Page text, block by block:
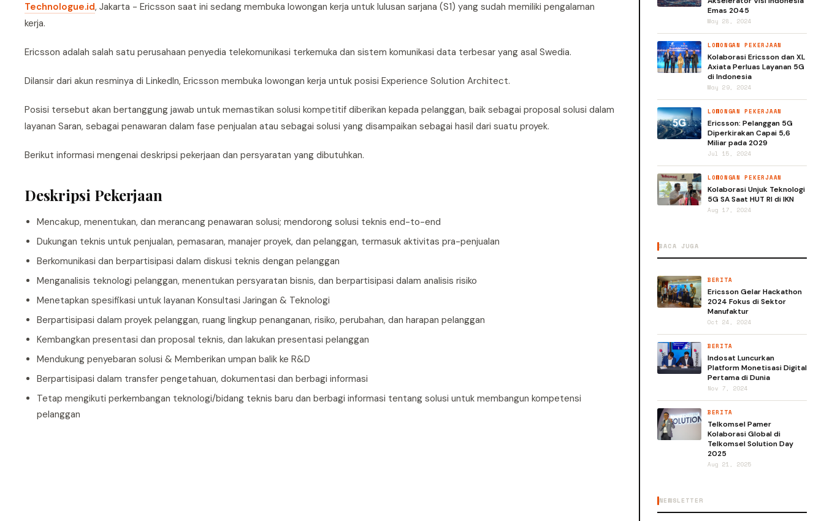
Technologue.id, Jakarta - Ericsson saat ini sedang membuka lowongan kerja untuk lulusan sarjana (S1) yang sudah memiliki pengalaman
kerja.
Ericsson adalah salah satu perusahaan penyedia telekomunikasi terkemuka dan sistem komunikasi data terbesar yang asal Swedia.
Dilansir dari akun resminya di LinkedIn, Ericsson membuka lowongan kerja untuk posisi Experience Solution Architect.
Posisi tersebut akan bertanggung jawab untuk memastikan solusi kompetitif diberikan kepada pelanggan, baik sebagai proposal solusi dalam
layanan Saran, sebagai penawaran dalam fase penjualan atau sebagai solusi yang disampaikan sebagai hasil dari suatu proyek.
Berikut informasi mengenai deskripsi pekerjaan dan persyaratan yang dibutuhkan.
Deskripsi Pekerjaan
Mencakup, menentukan, dan merancang penawaran solusi; mendorong solusi teknis end-to-end
Dukungan teknis untuk penjualan, pemasaran, manajer proyek, dan pelanggan, termasuk aktivitas pra-penjualan
Berkomunikasi dan berpartisipasi dalam diskusi teknis dengan pelanggan
Menganalisis teknologi pelanggan, menentukan persyaratan bisnis, dan berpartisipasi dalam analisis risiko
Menetapkan spesifikasi untuk layanan Konsultasi Jaringan & Teknologi
Berpartisipasi dalam proyek pelanggan, ruang lingkup penanganan, risiko, perubahan, dan harapan pelanggan
Kembangkan presentasi dan proposal teknis, dan lakukan presentasi pelanggan
Mendukung penyebaran solusi & Memberikan umpan balik ke R&D
Berpartisipasi dalam transfer pengetahuan, dokumentasi dan berbagi informasi
Tetap mengikuti perkembangan teknologi/bidang teknis baru dan berbagi informasi tentang solusi untuk membangun kompetensi
pelanggan
Emas 2045
May 28, 2024
LOWONGAN PEKERJAAN
Kolaborasi Ericsson dan XL
Axiata Perluas Layanan 5G
di Indonesia
May 29, 2024
LOWONGAN PEKERJAAN
Ericsson: Pelanggan 5G
Diperkirakan Capai 5,6
Miliar pada 2029
Jul 15, 2024
LOWONGAN PEKERJAAN
Kolaborasi Unjuk Teknologi
5G SA Saat HUT RI di IKN
Aug 17, 2024
BACA JUGA
BERITA
Ericsson Gelar Hackathon
2024 Fokus di Sektor
Manufaktur
Oct 24, 2024
BERITA
Indosat Luncurkan
Platform Monetisasi Digital
Pertama di Dunia
Nov 7, 2024
BERITA
Telkomsel Pamer
Kolaborasi Global di
Telkomsel Solution Day
2025
Aug 21, 2025
NEWSLETTER